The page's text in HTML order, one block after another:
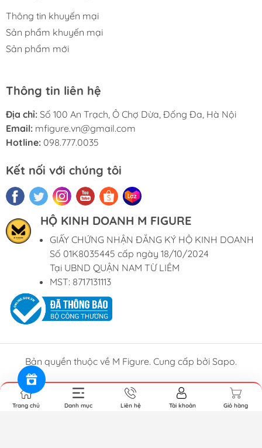
Thông tin khuyến mại
Sản phẩm khuyến mại
Sản phẩm mới
Thông tin liên hệ
Địa chỉ: Số 100 An Trạch, Ô Chợ Dừa, Đống Đa, Hà Nội
Email: mfigure.vn@gmail.com
Hotline: 098.777.0035
Kết nối với chúng tôi
HỘ KINH DOANH M FIGURE
GIẤY CHỨNG NHẬN ĐĂNG KÝ HỘ KINH DOANH
Số 01K8035445 cấp ngày 18/10/2024
Tại UBND QUẬN NAM TỪ LIÊM
MST: 8717131113
Bản quyền thuộc về M Figure. Cung cấp bởi Sapo.
Trang chủ Danh mục Liên hệ Tài khoản Giỏ hàng